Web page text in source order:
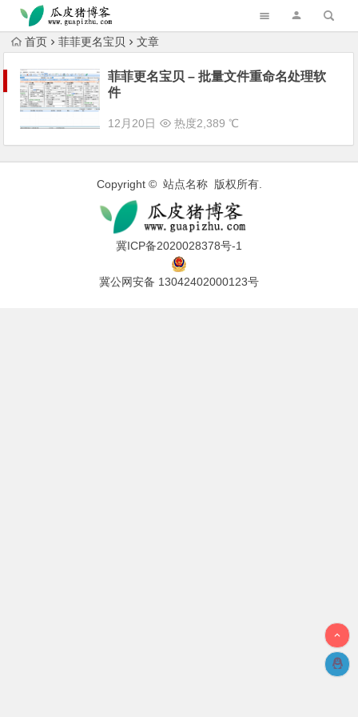
跳转到主内容
首页 菲菲更名宝贝 文章
菲菲更名宝贝 – 批量文件重命名处理软
件
12月20日 热度2,389 ℃
Copyright © 站点名称 版权所有.
冀ICP备2020028378号-1
冀公网安备 13042402000123号